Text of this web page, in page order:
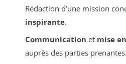
Rédaction d’une mission
inspirante.
Communication et mise
auprès des parties prenantes.